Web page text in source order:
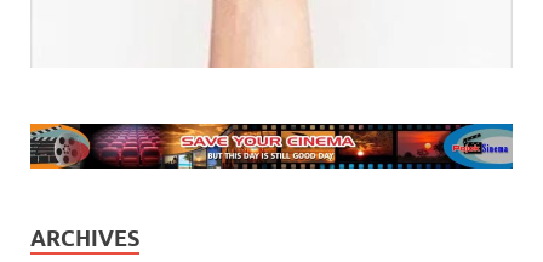
ARCHIVES